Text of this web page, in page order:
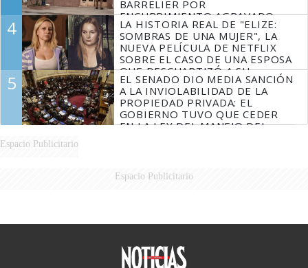
BARRELIER POR
ENCUBRIMIENTO AGRAVADO
4
LA HISTORIA REAL DE "ELIZE:
SOMBRAS DE UNA MUJER", LA
NUEVA PELÍCULA DE NETFLIX
SOBRE EL CASO DE UNA ESPOSA
QUE DESCUARTIZÓ A SU
MARIDO
5
EL SENADO DIO MEDIA SANCIÓN
A LA INVIOLABILIDAD DE LA
PROPIEDAD PRIVADA: EL
GOBIERNO TUVO QUE CEDER
EN LA LEY DEL MANEJO DEL
Espacio Publicitario
Espacio Publicitario